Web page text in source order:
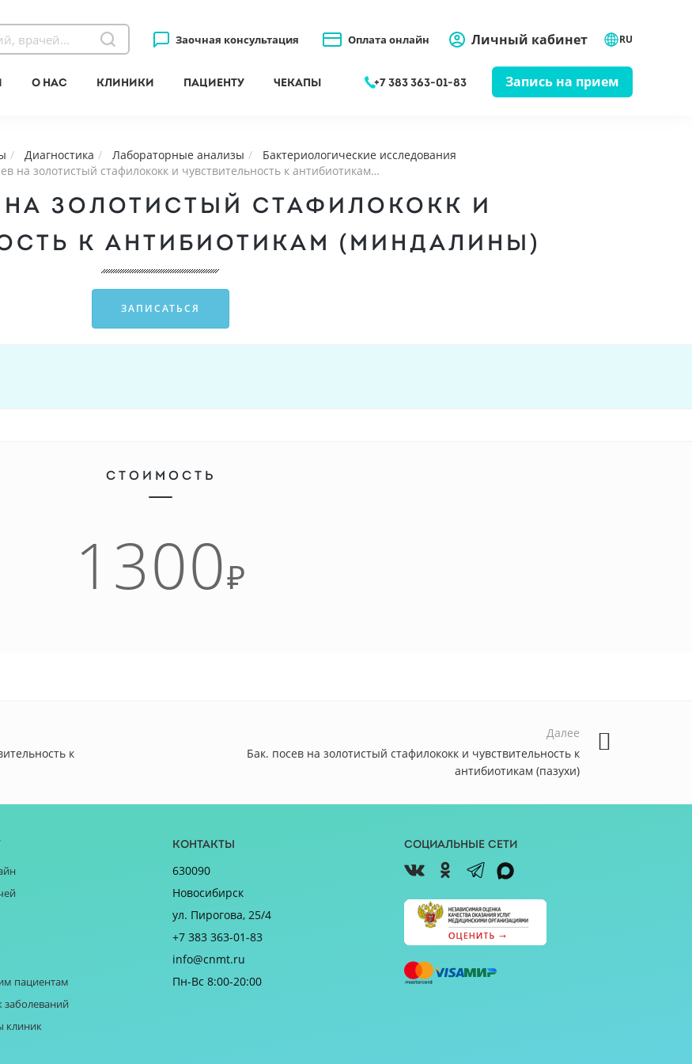
Заочная консультация Оплата онлайн Личный кабинет RU
О нас Клиники Пациенту Чекапы +7 383 363-01-83 Запись на прием
Диагностика Лабораторные анализы
Бактериологические исследования
на золотистый стафилококк и чувcтвительность к антибиотикам…
НА ЗОЛОТИСТЫЙ СТАФИЛОКОКК И
К АНТИБИОТИКАМ (МИНДАЛИНЫ)
ЗАПИСАТЬСЯ
СТОИМОСТЬ
1300₽
к
Далее
Бак. посев на золотистый стафилококк и чувcтвительность к
антибиотикам (пазухи)
пациентам
клиник
Контакты
630090
Новосибирск
ул. Пирогова, 25/4
+7 383 363-01-83
info@cnmt.ru
Пн-Вс 8:00-20:00
Социальные сети